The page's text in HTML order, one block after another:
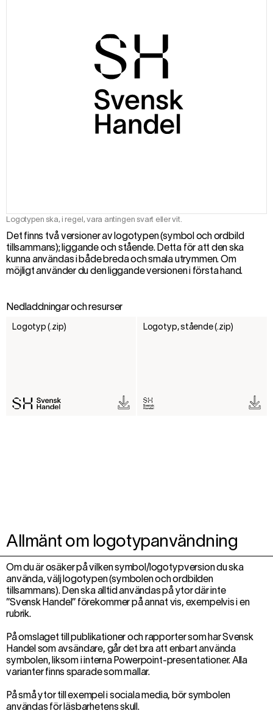
Logotypen ska, i regel, vara antingen svart eller vit.
Det finns två versioner av logotypen (symbol och ordbild
tillsammans); liggande och stående. Detta för att den ska
kunna användas i både breda och smala utrymmen. Om
möjligt använder du den liggande versionen i första hand.
Nedladdningar och resurser
Logotyp (.zip) Logotyp, stående (.zip)
Allmänt om logotypanvändning
Om du är osäker på vilken symbol/logotypversion du ska
använda, välj logotypen (symbolen och ordbilden
tillsammans). Den ska alltid användas på ytor där inte
”Svensk Handel” förekommer på annat vis, exempelvis i en
rubrik.
På omslaget till publikationer och rapporter som har Svensk
Handel som avsändare, går det bra att enbart använda
symbolen, liksom i interna Powerpoint-presentationer. Alla
varianter finns sparade som mallar.
På små ytor till exempel i sociala media, bör symbolen
användas för läsbarhetens skull.